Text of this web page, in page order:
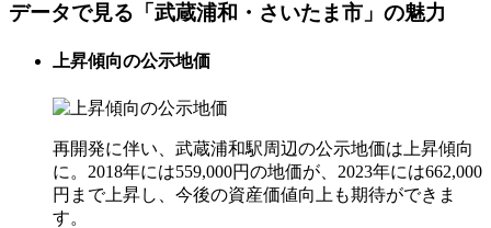
データで見る「武蔵浦和・さいたま市」の魅力
上昇傾向の公示地価
再開発に伴い、武蔵浦和駅周辺の公示地価は上昇傾向
に。2018年には559,000円の地価が、2023年には662,000
円まで上昇し、今後の資産価値向上も期待ができま
す。